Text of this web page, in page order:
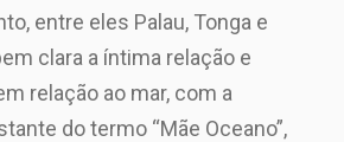
entre eles Palau, Tonga e
clara a íntima relação e
relação ao mar, com a
do termo “Mãe Oceano”,